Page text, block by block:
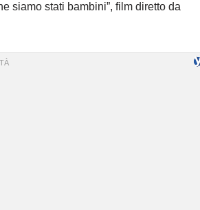
siamo stati bambini”, film diretto da